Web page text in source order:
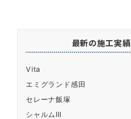
最新の施工実績
Vita
エミグランド感田
セレーナ飯塚
シャルムⅢ